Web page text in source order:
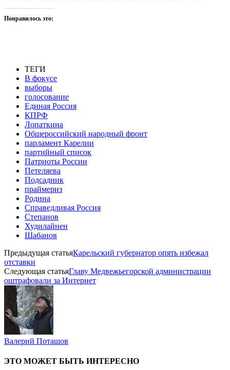
Понравилось это:
ТЕГИ
В фокусе
выборы
голосование
Единая Россия
КПРФ
Лопаткина
Общероссийский народный фронт
парламент Карелии
партийный список
Патриоты России
Петеляева
Подсадник
праймериз
Родина
Справедливая Россия
Степанов
Худилайнен
Шабанов
Предыдущая статьяКарельский губернатор опять избежал
отставки
Следующая статьяГлаву Медвежьегорской администрации
оштрафовали за Интернет
Валерий Поташов
ЭТО МОЖЕТ БЫТЬ ИНТЕРЕСНО